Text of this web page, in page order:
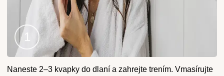
Krok
Naneste 2–3 kvapky do dlaní a zahrejte trením. Vmasírujte